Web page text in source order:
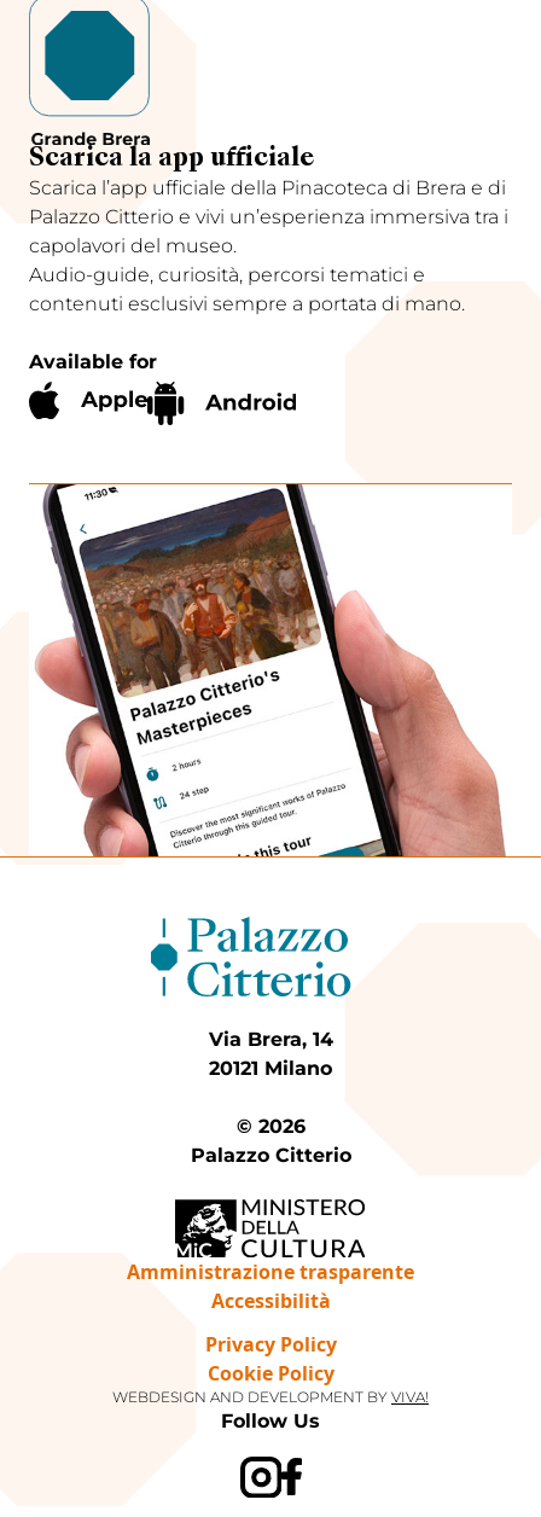
Scarica la app ufficiale
Scarica l’app ufficiale della Pinacoteca di Brera e di
Palazzo Citterio e vivi un’esperienza immersiva tra i
capolavori del museo.
Audio-guide, curiosità, percorsi tematici e
contenuti esclusivi sempre a portata di mano.
Available for
Via Brera, 14
20121 Milano
© 2026
Palazzo Citterio
Follow Us
Amministrazione trasparente
Accessibilità
Privacy Policy
Cookie Policy
WEBDESIGN AND DEVELOPMENT BY VIVA!